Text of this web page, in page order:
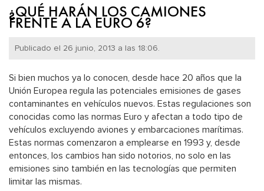
¿QUÉ HARÁN LOS CAMIONES
FRENTE A LA EURO 6?
Publicado el 26 junio, 2013 a las 18:06.
Si bien muchos ya lo conocen, desde hace 20 años que la
Unión Europea regula las potenciales emisiones de gases
contaminantes en vehículos nuevos. Estas regulaciones son
conocidas como las normas Euro y afectan a todo tipo de
vehículos excluyendo aviones y embarcaciones marítimas.
Estas normas comenzaron a emplearse en 1993 y, desde
entonces, los cambios han sido notorios, no solo en las
emisiones sino también en las tecnologías que permiten
limitar las mismas.